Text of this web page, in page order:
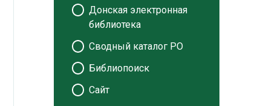
Донская электронная
библиотека
Сводный каталог РО
Библиопоиск
Сайт